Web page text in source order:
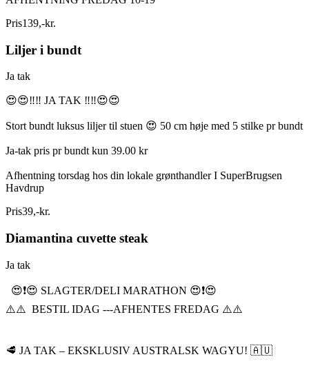
Pris139,-kr.
Liljer i bundt
Ja tak
😍😍‼️‼️ JA TAK ‼️‼️😍😍
Stort bundt luksus liljer til stuen 😍 50 cm høje med 5 stilke pr bundt
Ja-tak pris pr bundt kun 39.00 kr
Afhentning torsdag hos din lokale grønthandler I SuperBrugsen
Havdrup
Pris39,-kr.
Diamantina cuvette steak
Ja tak
😍❗️😍 SLAGTER/DELI MARATHON 😍❗️😍
⚠️⚠️ BESTIL IDAG ---AFHENTES FREDAG ⚠️⚠️
🥩 JA TAK – EKSKLUSIV AUSTRALSK WAGYU! 🇦🇺